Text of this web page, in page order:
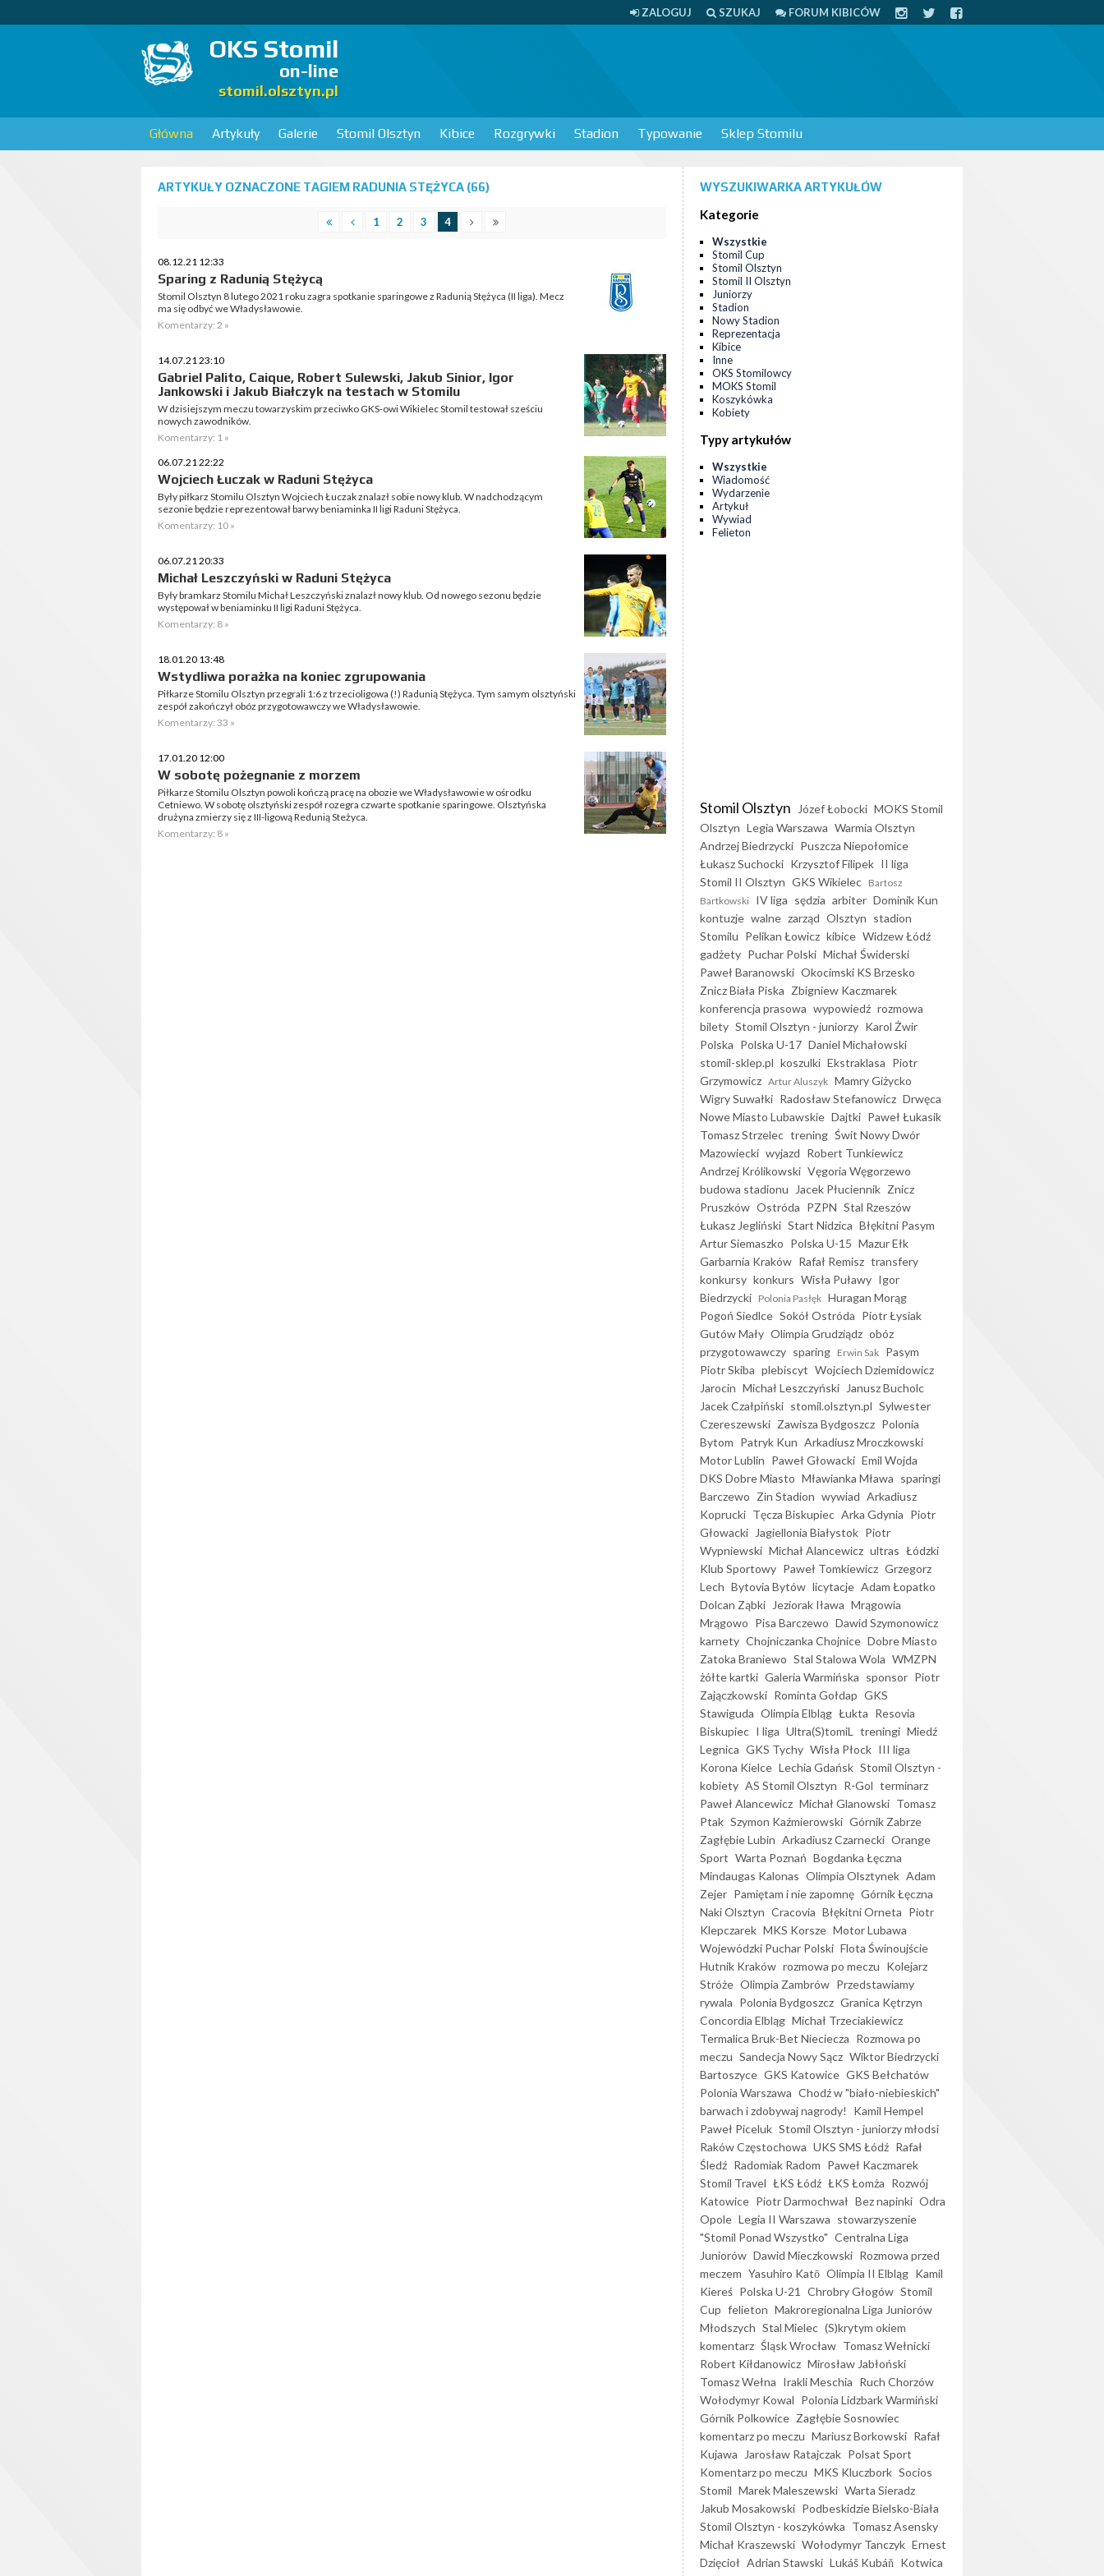
ZALOGUJ SZUKAJ FORUM KIBICÓW
OKS Stomil
on-line
stomil.olsztyn.pl
Główna Artykuły Galerie Stomil Olsztyn Kibice Rozgrywki Stadion Typowanie Sklep Stomilu
ARTYKUŁY OZNACZONE TAGIEM RADUNIA STĘŻYCA (66)
1 2 3 4
08.12.21 12:33
Sparing z Radunią Stężycą
Stomil Olsztyn 8 lutego 2021 roku zagra spotkanie sparingowe z Radunią Stężyca (II liga). Mecz
ma się odbyć we Władysławowie.
Komentarzy: 2 »
14.07.21 23:10
Gabriel Palito, Caique, Robert Sulewski, Jakub Sinior, Igor
Jankowski i Jakub Białczyk na testach w Stomilu
W dzisiejszym meczu towarzyskim przeciwko GKS-owi Wikielec Stomil testował sześciu
nowych zawodników.
Komentarzy: 1 »
06.07.21 22:22
Wojciech Łuczak w Raduni Stężyca
Były piłkarz Stomilu Olsztyn Wojciech Łuczak znalazł sobie nowy klub. W nadchodzącym
sezonie będzie reprezentował barwy beniaminka II ligi Raduni Stężyca.
Komentarzy: 10 »
06.07.21 20:33
Michał Leszczyński w Raduni Stężyca
Były bramkarz Stomilu Michał Leszczyński znalazł nowy klub. Od nowego sezonu będzie
występował w beniaminku II ligi Raduni Stężyca.
Komentarzy: 8 »
18.01.20 13:48
Wstydliwa porażka na koniec zgrupowania
Piłkarze Stomilu Olsztyn przegrali 1:6 z trzecioligowa (!) Radunią Stężyca. Tym samym olsztyński
zespół zakończył obóz przygotowawczy we Władysławowie.
Komentarzy: 33 »
17.01.20 12:00
W sobotę pożegnanie z morzem
Piłkarze Stomilu Olsztyn powoli kończą pracę na obozie we Władysławowie w ośrodku
Cetniewo. W sobotę olsztyński zespół rozegra czwarte spotkanie sparingowe. Olsztyńska
drużyna zmierzy się z III-ligową Redunią Steżyca.
Komentarzy: 8 »
WYSZUKIWARKA ARTYKUŁÓW
Kategorie
Wszystkie
Stomil Cup
Stomil Olsztyn
Stomil II Olsztyn
Juniorzy
Stadion
Nowy Stadion
Reprezentacja
Kibice
Inne
OKS Stomilowcy
MOKS Stomil
Koszykówka
Kobiety
Typy artykułów
Wszystkie
Wiadomość
Wydarzenie
Artykuł
Wywiad
Felieton
Stomil Olsztyn Józef Łobocki MOKS Stomil
Olsztyn Legia Warszawa Warmia Olsztyn
Andrzej Biedrzycki Puszcza Niepołomice
Łukasz Suchocki Krzysztof Filipek II liga
Stomil II Olsztyn GKS Wikielec Bartosz
Bartkowski IV liga sędzia arbiter Dominik Kun
kontuzje walne zarząd Olsztyn stadion
Stomilu Pelikan Łowicz kibice Widzew Łódź
gadżety Puchar Polski Michał Świderski
Paweł Baranowski Okocimski KS Brzesko
Znicz Biała Piska Zbigniew Kaczmarek
konferencja prasowa wypowiedź rozmowa
bilety Stomil Olsztyn - juniorzy Karol Żwir
Polska Polska U-17 Daniel Michałowski
stomil-sklep.pl koszulki Ekstraklasa Piotr
Grzymowicz Artur Aluszyk Mamry Giżycko
Wigry Suwałki Radosław Stefanowicz Drwęca
Nowe Miasto Lubawskie Dajtki Paweł Łukasik
Tomasz Strzelec trening Świt Nowy Dwór
Mazowiecki wyjazd Robert Tunkiewicz
Andrzej Królikowski Vęgoria Węgorzewo
budowa stadionu
Jacek Płuciennik Znicz
Pruszków Ostróda PZPN Stal Rzeszów
Łukasz Jegliński Start Nidzica Błękitni Pasym
Artur Siemaszko Polska U-15 Mazur Ełk
Garbarnia Kraków Rafał Remisz transfery
konkursy konkurs Wisła Puławy Igor
Biedrzycki Polonia Pasłęk Huragan Morąg
Pogoń Siedlce Sokół Ostróda Piotr Łysiak
Gutów Mały Olimpia Grudziądz obóz
przygotowawczy sparing Erwin Sak Pasym
Piotr Skiba plebiscyt Wojciech Dziemidowicz
Jarocin Michał Leszczyński
Janusz Bucholc
Jacek Czałpiński stomil.olsztyn.pl Sylwester
Czereszewski Zawisza Bydgoszcz Polonia
Bytom Patryk Kun Arkadiusz Mroczkowski
Motor Lublin Paweł Głowacki Emil Wojda
DKS Dobre Miasto Mławianka Mława sparingi
Barczewo Zin Stadion wywiad Arkadiusz
Koprucki Tęcza Biskupiec Arka Gdynia Piotr
Głowacki
Jagiellonia Białystok Piotr
Wypniewski Michał Alancewicz ultras Łódzki
Klub Sportowy Paweł Tomkiewicz Grzegorz
Lech Bytovia Bytów licytacje Adam Łopatko
Dolcan Ząbki
Jeziorak Iława Mrągowia
Mrągowo Pisa Barczewo Dawid Szymonowicz
karnety Chojniczanka Chojnice Dobre Miasto
Zatoka Braniewo Stal Stalowa Wola WMZPN
żółte kartki Galeria Warmińska sponsor Piotr
Zajączkowski Rominta Gołdap GKS
Stawiguda Olimpia Elbląg Łukta Resovia
Biskupiec I liga Ultra(S)tomiL treningi Miedź
Legnica GKS Tychy Wisła Płock III liga
Korona Kielce Lechia Gdańsk Stomil Olsztyn -
kobiety AS Stomil Olsztyn R-Gol terminarz
Paweł Alancewicz Michał Glanowski Tomasz
Ptak Szymon Kaźmierowski Górnik Zabrze
Zagłębie Lubin Arkadiusz Czarnecki Orange
Sport Warta Poznań Bogdanka Łęczna
Mindaugas Kalonas Olimpia Olsztynek Adam
Zejer Pamiętam i nie zapomnę Górnik Łęczna
Naki Olsztyn Cracovia Błękitni Orneta Piotr
Klepczarek MKS Korsze Motor Lubawa
Wojewódzki Puchar Polski Flota Świnoujście
Hutnik Kraków rozmowa po meczu Kolejarz
Stróże Olimpia Zambrów Przedstawiamy
rywala Polonia Bydgoszcz Granica Kętrzyn
Concordia Elbląg Michał Trzeciakiewicz
Termalica Bruk-Bet Nieciecza Rozmowa po
meczu Sandecja Nowy Sącz Wiktor Biedrzycki
Bartoszyce GKS Katowice GKS Bełchatów
Polonia Warszawa Chodź w "biało-niebieskich"
barwach i zdobywaj nagrody!
Kamil Hempel
Paweł Piceluk Stomil Olsztyn - juniorzy młodsi
Raków Częstochowa UKS SMS Łódź Rafał
Śledź Radomiak Radom Paweł Kaczmarek
Stomil Travel ŁKS Łódź ŁKS Łomża Rozwój
Katowice Piotr Darmochwał Bez napinki Odra
Opole Legia II Warszawa stowarzyszenie
"Stomil Ponad Wszystko" Centralna Liga
Juniorów Dawid Mieczkowski Rozmowa przed
meczem Yasuhiro Katō Olimpia II Elbląg Kamil
Kiereś Polska U-21 Chrobry Głogów Stomil
Cup felieton Makroregionalna Liga Juniorów
Młodszych Stal Mielec (S)krytym okiem
komentarz Śląsk Wrocław Tomasz Wełnicki
Robert Kiłdanowicz Mirosław Jabłoński
Tomasz Wełna Irakli Meschia Ruch Chorzów
Wołodymyr Kowal Polonia Lidzbark Warmiński
Górnik Polkowice Zagłębie Sosnowiec
komentarz po meczu Mariusz Borkowski Rafał
Kujawa
Jarosław Ratajczak Polsat Sport
Komentarz po meczu MKS Kluczbork Socios
Stomil Marek Maleszewski Warta Sieradz
Jakub Mosakowski Podbeskidzie Bielsko-Biała
Stomil Olsztyn - koszykówka Tomasz Asensky
Michał Kraszewski Wołodymyr Tanczyk Ernest
Dzięcioł Adrian Stawski Lukáš Kubáň Kotwica